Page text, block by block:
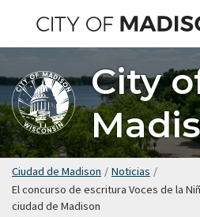
el
contenido
principal
City
Ciudad de Madison / Noticias /
El concurso de escritura Voces de la
ciudad de Madison